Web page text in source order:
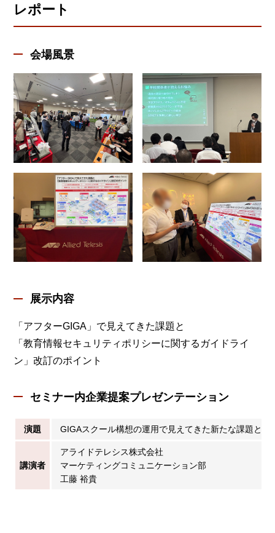
レポート
会場風景
展示内容
「アフターGIGA」で見えてきた課題と
「教育情報セキュリティポリシーに関するガイドライ
ン」改訂のポイント
セミナー内企業提案プレゼンテーション
演題 GIGAスクール構想の運用で見えてきた新たな課題と解
講演者
アライドテレシス株式会社
マーケティングコミュニケーション部
工藤 裕貴